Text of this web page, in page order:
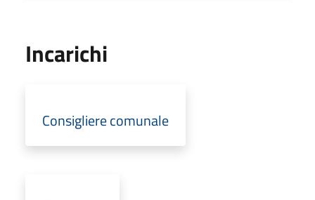
Incarichi
Consigliere comunale